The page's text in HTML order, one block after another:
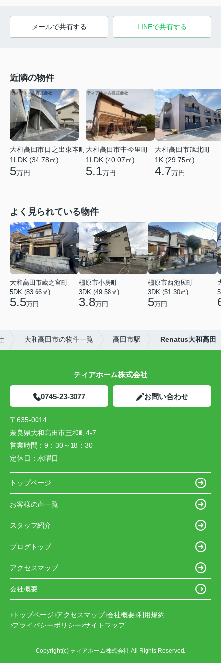
メールで共有する LINEで共有する
近隣の物件
大和高田市日之出東本町
1LDK (34.78㎡)
5万円
大和高田市中今里町
1LDK (40.07㎡)
5.1万円
大和高田市旭北町
1K (29.75㎡)
4.7万円
よく見られている物件
大和高田市蔵之宮町
5DK (83.66㎡)
5.5万円
橿原市小房町
3DK (49.58㎡)
3.8万円
橿原市西池尻町
3DK (51.30㎡)
5万円
大和高田市の物件一覧 高田市駅 Renatus大和高田
ティアホーム株式会社
0745-23-3077 お問い合わせ
〒635-0014
奈良県大和高田市三和町4-7
営業時間： 9：30～18：30
定休日： 水曜日
トップページ
お客様の声一覧
スタッフ紹介
ブログトップ
アクセスマップ
会社概要
トップページ アクセスマップ 会社概要 利用規約
プライバシーポリシー サイトマップ
Copyright(c) ティアホーム株式会社 All Rights Reserved.